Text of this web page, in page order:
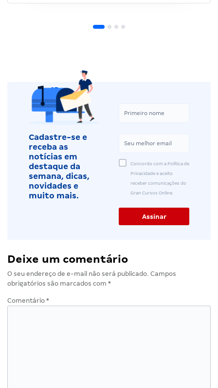
Cadastre-se e
receba as
notícias em
destaque da
semana, dicas,
novidades e
muito mais.
Concordo com a Política de
Privacidade e aceito
receber comunicações do
Gran Cursos Online.
Deixe um comentário
O seu endereço de e-mail não será publicado. Campos
obrigatórios são marcados com *
Comentário *